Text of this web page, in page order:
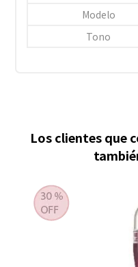
Modelo
Tono
Los clientes que